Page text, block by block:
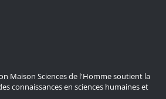
Maison Sciences de l'Homme soutient la
connaissances en sciences humaines et